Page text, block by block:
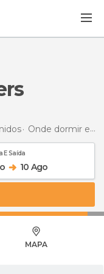
Onde dormir em Texas
E Saída
10 Ago
MAPA